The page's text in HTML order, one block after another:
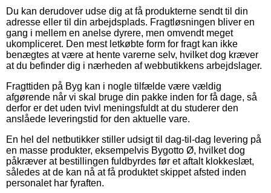
Du kan derudover udse dig at få produkterne sendt til din
adresse eller til din arbejdsplads. Fragtløsningen bliver en
gang i mellem en anelse dyrere, men omvendt meget
ukompliceret. Den mest letkøbte form for fragt kan ikke
benægtes at være at hente varerne selv, hvilket dog kræver
at du befinder dig i nærheden af webbutikkens arbejdslager.
Fragttiden på Byg kan i nogle tilfælde være vældig
afgørende når vi skal bruge din pakke inden for få dage, så
derfor er det uden tvivl meningsfuldt at du studerer den
anslåede leveringstid for den aktuelle vare.
En hel del netbutikker stiller udsigt til dag-til-dag levering på
en masse produkter, eksempelvis Bygotto Ø, hvilket dog
påkræver at bestillingen fuldbyrdes før et aftalt klokkeslæt,
således at de kan nå at få produktet skippet afsted inden
personalet har fyraften.